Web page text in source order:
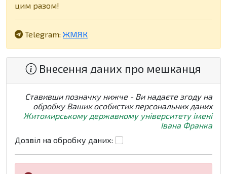
цим разом!
Telegram: ЖМЯК
Внесення даних про мешканця
Ставивши позначку нижче - Ви надаєте згоду на
обробку Ваших особистих персональних даних
Житомирському державному університету імені
Івана Франка
Дозвіл на обробку даних: